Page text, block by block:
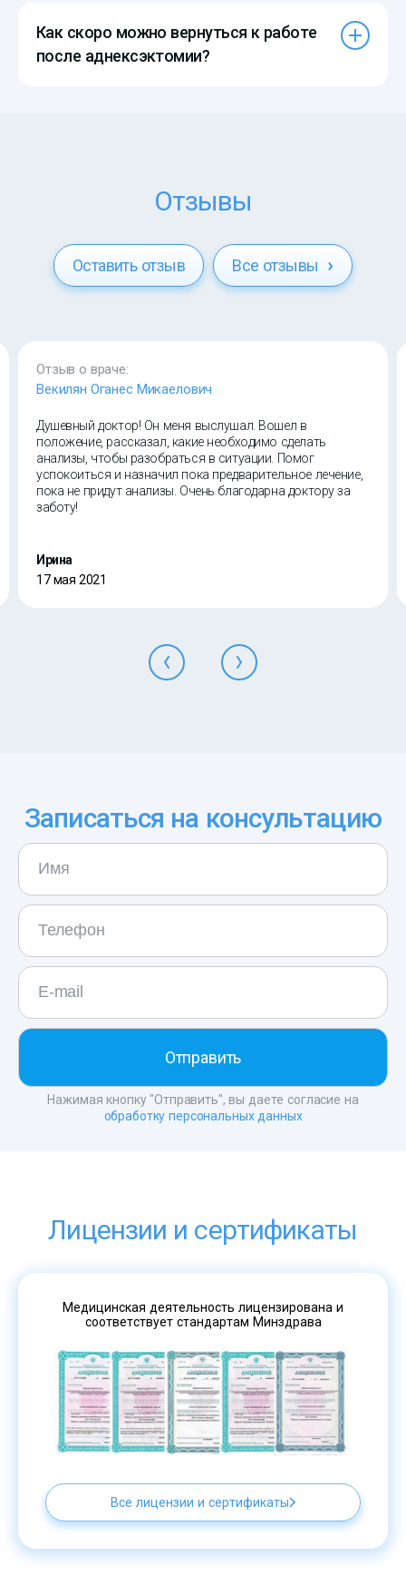
Как скоро можно вернуться к работе
после аднексэктомии?
Отзывы
Оставить отзыв Все отзывы
Отзыв о враче:
Векилян Оганес Микаелович
Душевный доктор! Он меня выслушал. Вошел в
положение, рассказал, какие необходимо сделать
анализы, чтобы разобраться в ситуации. Помог
успокоиться и назначил пока предварительное лечение,
пока не придут анализы. Очень благодарна доктору за
заботу!
Ирина
17 мая 2021
Записаться на консультацию
Нажимая кнопку "Отправить", вы даете согласие на
обработку персональных данных
Лицензии и сертификаты
Медицинская деятельность лицензирована и
соответствует стандартам Минздрава
Все лицензии и сертификаты